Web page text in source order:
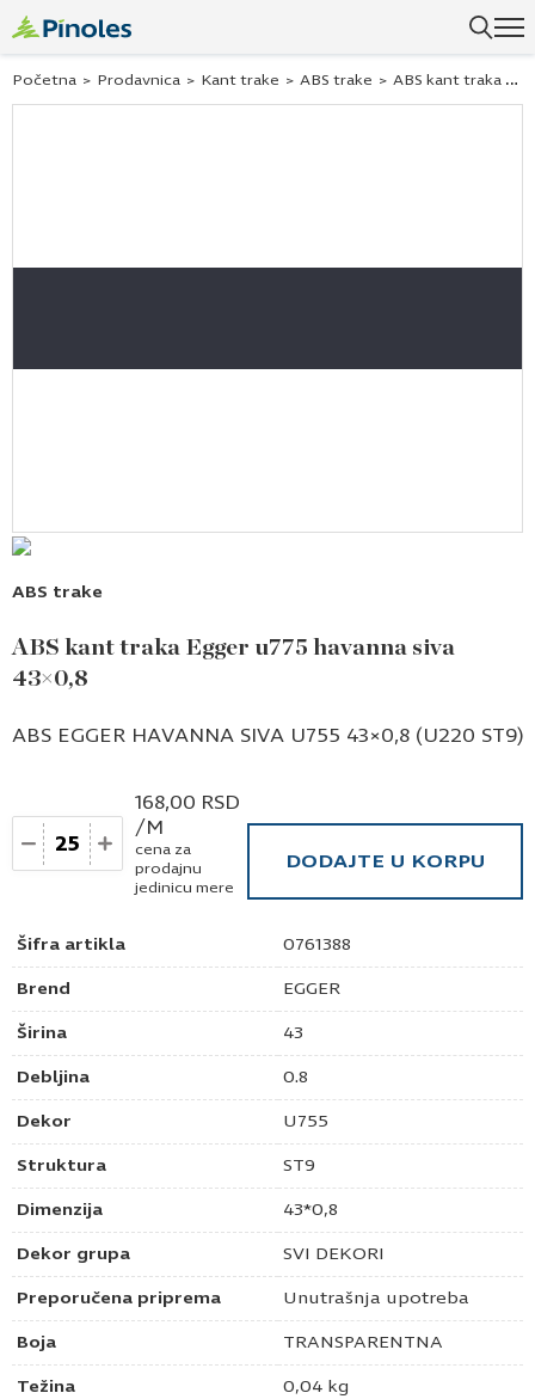
Početna > Prodavnica > Kant trake > ABS trake > ABS kant traka Egger u775 havanna siva 43×0,8
ABS trake
ABS kant traka Egger u775 havanna siva
43×0,8
Šifra artikla 0761388
Brend EGGER
Širina 43
Debljina 0.8
Dekor U755
Struktura ST9
Dimenzija 43*0,8
Dekor grupa SVI DEKORI
Preporučena priprema Unutrašnja upotreba
Boja TRANSPARENTNA
Težina 0,04 kg
ABS EGGER HAVANNA SIVA U755 43×0,8 (U220 ST9)
Količina
168,00 RSD
/M
cena za
prodajnu
jedinicu mere
DODAJTE U KORPU